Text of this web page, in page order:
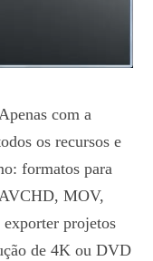
com a
os recursos e
formatos para
MOV,
projetos
de 4K ou DVD